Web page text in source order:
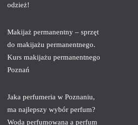
odzież!
Makijaż permanentny – sprzęt
do makijażu permanentnego.
Kurs makijażu permanentnego
Poznań
Jaka perfumeria w Poznaniu,
ma najlepszy wybór perfum?
Woda perfumowana a perfum